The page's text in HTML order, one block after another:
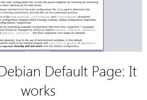
Default Page: It
works